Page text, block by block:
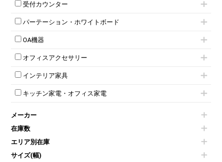
収納家具その他
両開書庫
ラテラル書庫
8人用ロッカー
多人数ロッカー
ダイヤル錠ロッカー
ダイヤル錠ロッカー
ワードローブ・クローゼット
カウンターテーブル
T字脚テーブル
会議テーブルW1200～
会議テーブルW1800～
平行スタックテーブル
会議テーブルその他
ネスティングミーティングチェア
折りたたみミーティングチェア
ハイチェア
ミーティングチェアその他
応接ソファ
応接チェア
応接テーブル
応接・役員家具その他
受付カウンター
ローカウンター
ラウンジカウンター
受付カウンターその他
パーテーション・ホワイトボード
パーテーション
自立タイプパーテーション
パーテーションその他
脚付ホワイトボード
壁掛けホワイトボード
ホワイトボードその他
OA機器
電話機（ビジネスフォン）
シュレッダー
プロジェクター
スクリーン
その他OA機器
オフィスアクセサリー
チェア用台車
演台・講演台・演説台
防音パネル
個室ブース
コートハンガー・ポールハンガー
傘立て
食器棚・キッチンキャビネット
カタログスタンド
オフィスアクセサリーその他
インテリア家具
モールドチェア
ダイニングチェア
カウンターテーブル
センターテーブル・サイドテーブル
ベンチ・スツール
ソファ
キッチン家電・オフィス家電
冷蔵庫・洗濯機
空気清浄機・加湿器
液晶テレビ・モニター類
エアコン
メーカー
在庫数
エリア別在庫
サイズ(幅)